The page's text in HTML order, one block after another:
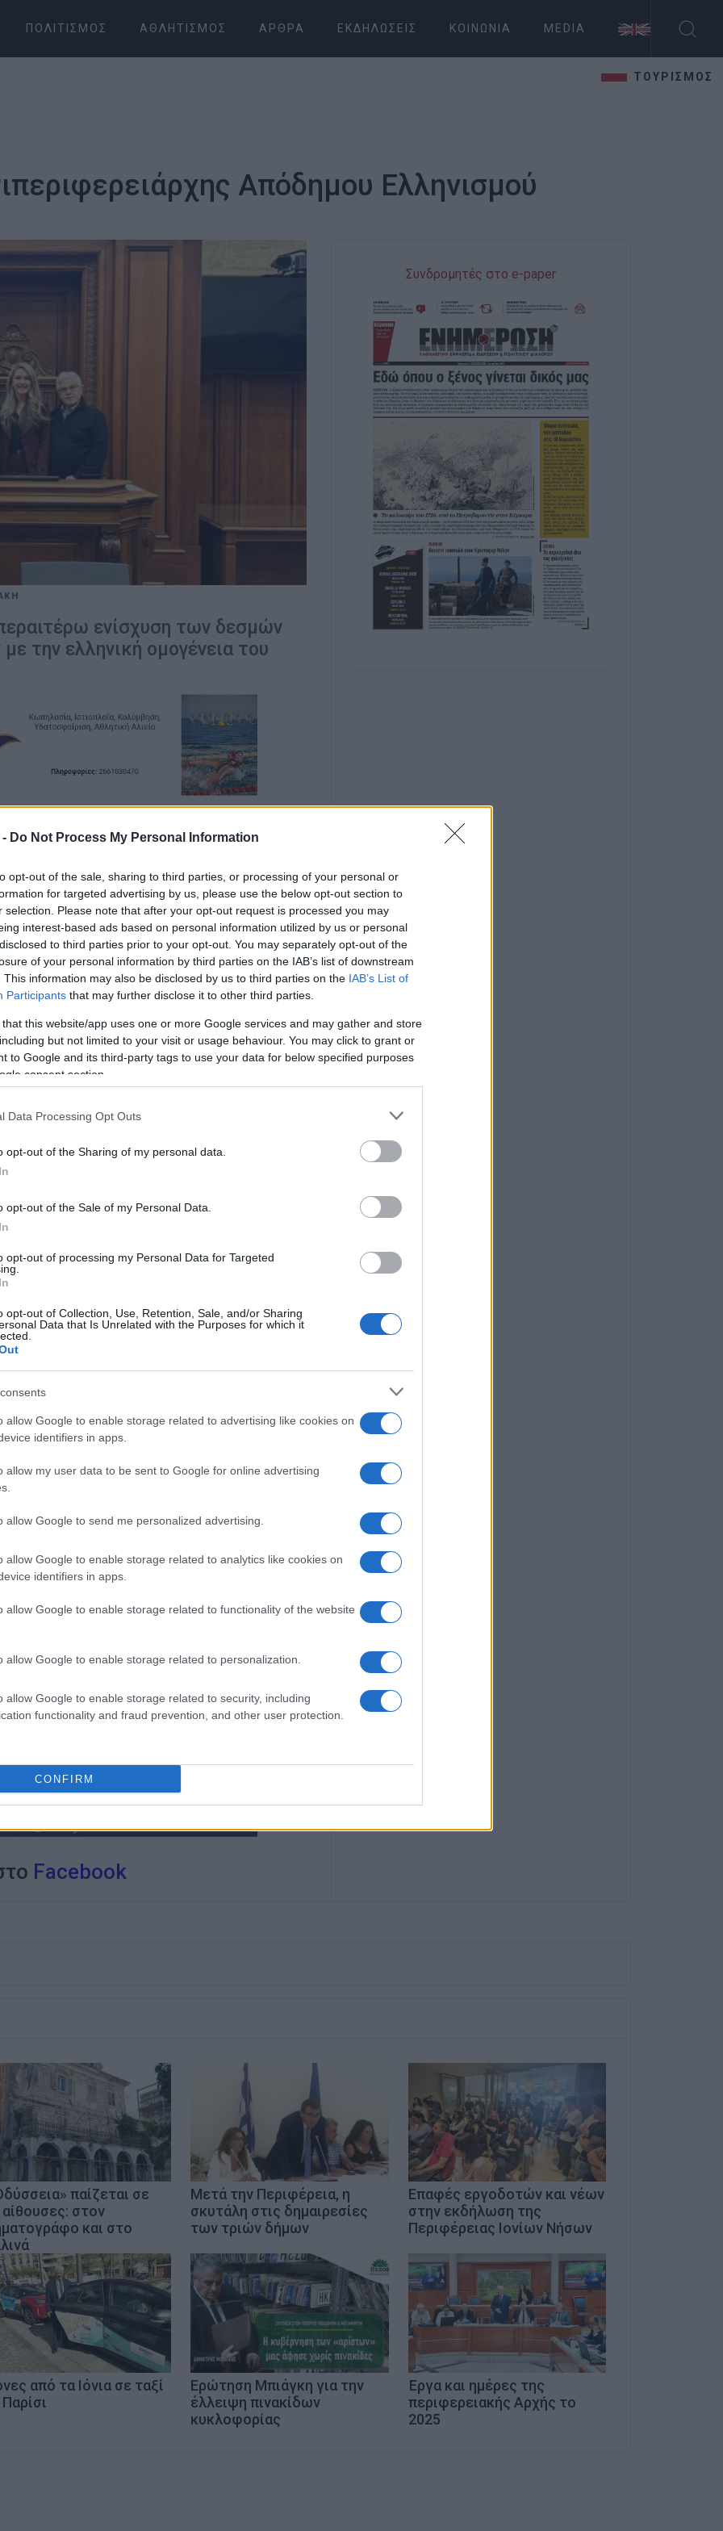
Do Not Process My Personal Information
opt-out of the sale, sharing to third parties, or processing of your personal or
for targeted advertising by us, please use the below opt-out section to
selection. Please note that after your opt-out request is processed you may
interest-based ads based on personal information utilized by us or personal
to third parties prior to your opt-out. You may separately opt-out of the
of your personal information by third parties on the IAB’s list of downstream
This information may also be disclosed by us to third parties on the IAB’s List of
Participants that may further disclose it to other third parties.
that this website/app uses one or more Google services and may gather and store
but not limited to your visit or usage behaviour. You may click to grant or
to Google and its third-party tags to use your data for below specified purposes
consent section.
Data Processing Opt Outs
opt-out of the Sharing of my personal data.
opt-out of the Sale of my Personal Data.
opt-out of processing my Personal Data for Targeted
opt-out of Collection, Use, Retention, Sale, and/or Sharing
Data that Is Unrelated with the Purposes for which it
allow Google to enable storage related to advertising like cookies on
identifiers in apps.
allow my user data to be sent to Google for online advertising
allow Google to send me personalized advertising.
allow Google to enable storage related to analytics like cookies on
identifiers in apps.
allow Google to enable storage related to functionality of the website
allow Google to enable storage related to personalization.
allow Google to enable storage related to security, including
functionality and fraud prevention, and other user protection.
CONFIRM
ΠΟΛΙΤΙΣΜΌΣ ΑΘΛΗΤΙΣΜΌΣ ΆΡΘΡΑ ΕΚΔΗΛΏΣΕΙΣ ΚΟΙΝΩΝΊΑ MEDIA
ΤΟΥΡΙΣΜΟΣ
Απόδημου Ελληνισμού
ενίσχυση των δεσμών
την ελληνική ομογένεια του
Αντιπεριφερειάρχης Επιχειρηματικότητας &
εκπροσωπώντας τον Περιφερειάρχη Ιονίων
της Κεφαλλονίτικης Αδελφότητας
των δεσμών της Περιφέρειας Ιονίων Νήσων
με τους Επτανήσιους της διασποράς,
της Περιφέρειας Ιονίων Νήσων με τις
στήριξη του Απόδημου Ελληνισμού.
Προξενείο της Ελλάδας στο Μόντρεαλ, όπου
στο Μόντρεαλ, Νικόλαο Καραλέκα, καθώς και
του Μόντρεαλ, Έφη Γιάννου.
και εποικοδομητικό κλίμα, επιβεβαιώνοντας το
συνεργασίας προς όφελος της
Περιφέρειας Ιονίων Νήσων.
κατάγεται από τη Ζάκυνθο και διαθέτει
περιβάλλοντος του Καναδά, υπογραμμίστηκε η
που αφορούν στον τουρισμό, τις επενδύσεις, το
Ελληνισμό. Ο Γενικός Πρόξενος
στη διασύνδεση των Ιονίων Νήσων με την
και τις δυνατότητες που προσφέρει η
συναντήσεων με σημαντικούς
δραστηριοποιούνται στον Καναδά και τη Νέα
εισαγωγείς ελληνικών προϊόντων στη Βόρεια
στους χώρους των επιχειρήσεών τους και
συνεργασίας, με έμφαση στην προώθηση
κατηγορία, αξιοποιώντας τη μοναδική τους
Καναδά, παραχώρησε συνέντευξη στον
απευθύνεται στην ελληνική ομογένεια, όπου
τη σημασία της διασύνδεσης με την ομογένεια
τουρισμού, της επιχειρηματικότητας, της
Ενημέρωση από το 1990 σε θέσεις υψηλής
δημόσιες σχέσεις, το ελεύθερο και το
Facebook
Συνδρομητές στο e-paper
παίζεται σε
στον
και στο
Μετά την Περιφέρεια, η
σκυτάλη στις δημαιρεσίες
των τριών δήμων
Επαφές εργοδοτών και νέων
στην εκδήλωση της
Περιφέρειας Ιονίων Νήσων
από τα Ιόνια σε ταξί
Ερώτηση Μπιάγκη για την
έλλειψη πινακίδων
κυκλοφορίας
Έργα και ημέρες της
περιφερειακής Αρχής το
2025